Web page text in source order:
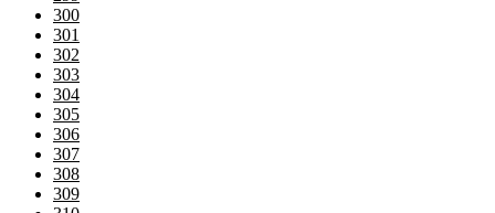
300
301
302
303
304
305
306
307
308
309